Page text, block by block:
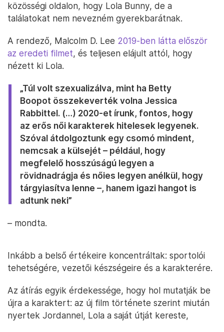
közösségi oldalon, hogy Lola Bunny, de a
találatokat nem nevezném gyerekbarátnak.
A rendező, Malcolm D. Lee 2019-ben látta először
az eredeti filmet, és teljesen elájult attól, hogy
nézett ki Lola.
„Túl volt szexualizálva, mint ha Betty
Boopot összekeverték volna Jessica
Rabbittel. (…) 2020-et írunk, fontos, hogy
az erős női karakterek hitelesek legyenek.
Szóval átdolgoztunk egy csomó mindent,
nemcsak a külsejét – például, hogy
megfelelő hosszúságú legyen a
rövidnadrágja és nőies legyen anélkül, hogy
tárgyiasítva lenne –, hanem igazi hangot is
adtunk neki”
– mondta.
Inkább a belső értékeire koncentráltak: sportolói
tehetségére, vezetői készségeire és a karakterére.
Az átírás egyik érdekessége, hogy hol mutatják be
újra a karaktert: az új film története szerint miután
nyertek Jordannel, Lola a saját útját kereste,